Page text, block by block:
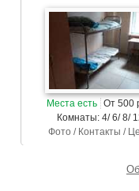
Места есть От 500
Комнаты: 4/ 6/ 8/
Фото / Контакты /